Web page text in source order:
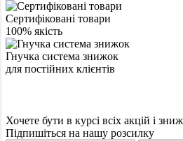
Сертифіковані товари
100% якість
Гнучка система знижок
для постійних клієнтів
Хочете бути в курсі всіх акцій і
Підпишіться на нашу розсилку